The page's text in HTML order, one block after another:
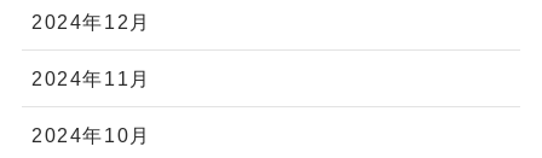
2024年12月
2024年11月
2024年10月